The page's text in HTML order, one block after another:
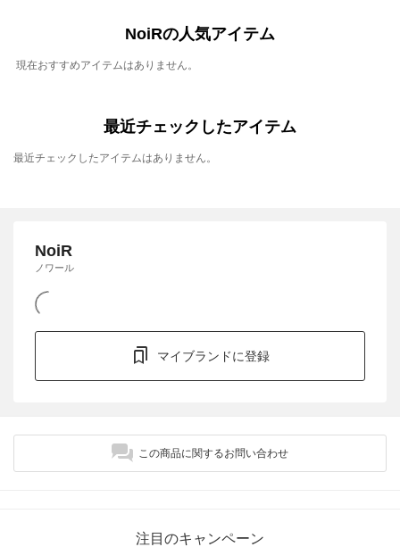
NoiRの人気アイテム
現在おすすめアイテムはありません。
最近チェックしたアイテム
最近チェックしたアイテムはありません。
NoiR
ノワール
マイブランドに登録
この商品に関するお問い合わせ
注目のキャンペーン